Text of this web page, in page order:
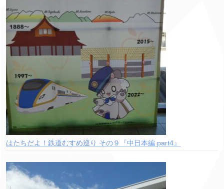
はたちだよ！鉄道むすめ巡り その９『中日本編 part4』